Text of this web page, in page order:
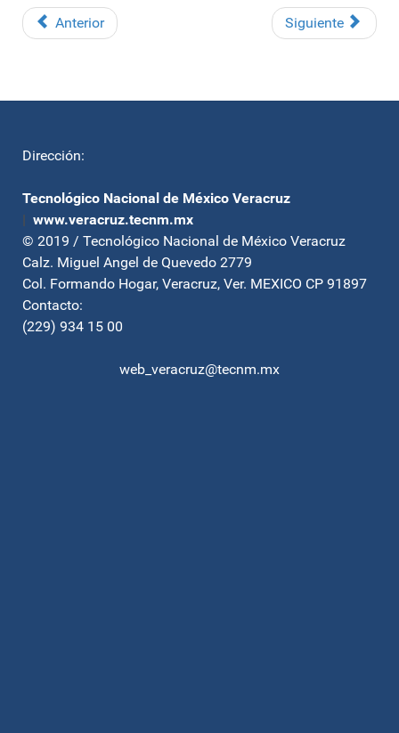
Anterior Siguiente
Dirección:
Tecnológico Nacional de México Veracruz
| www.veracruz.tecnm.mx
© 2019 / Tecnológico Nacional de México Veracruz
Calz. Miguel Angel de Quevedo 2779
Col. Formando Hogar, Veracruz, Ver. MEXICO CP 91897
Contacto:
(229) 934 15 00
web_veracruz@tecnm.mx